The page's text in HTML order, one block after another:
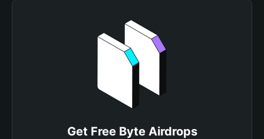
Get Free Byte Airdrops